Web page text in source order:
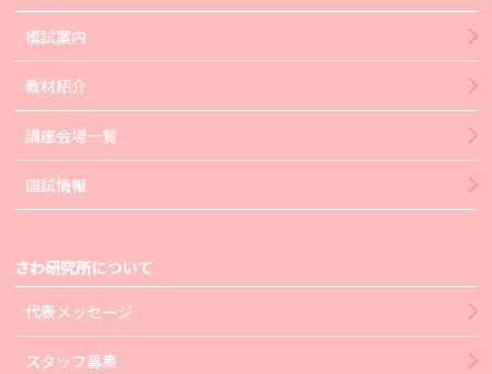
模試案内
教材紹介
講座会場一覧
国試情報
さわ研究所について
代表メッセージ
スタッフ募集